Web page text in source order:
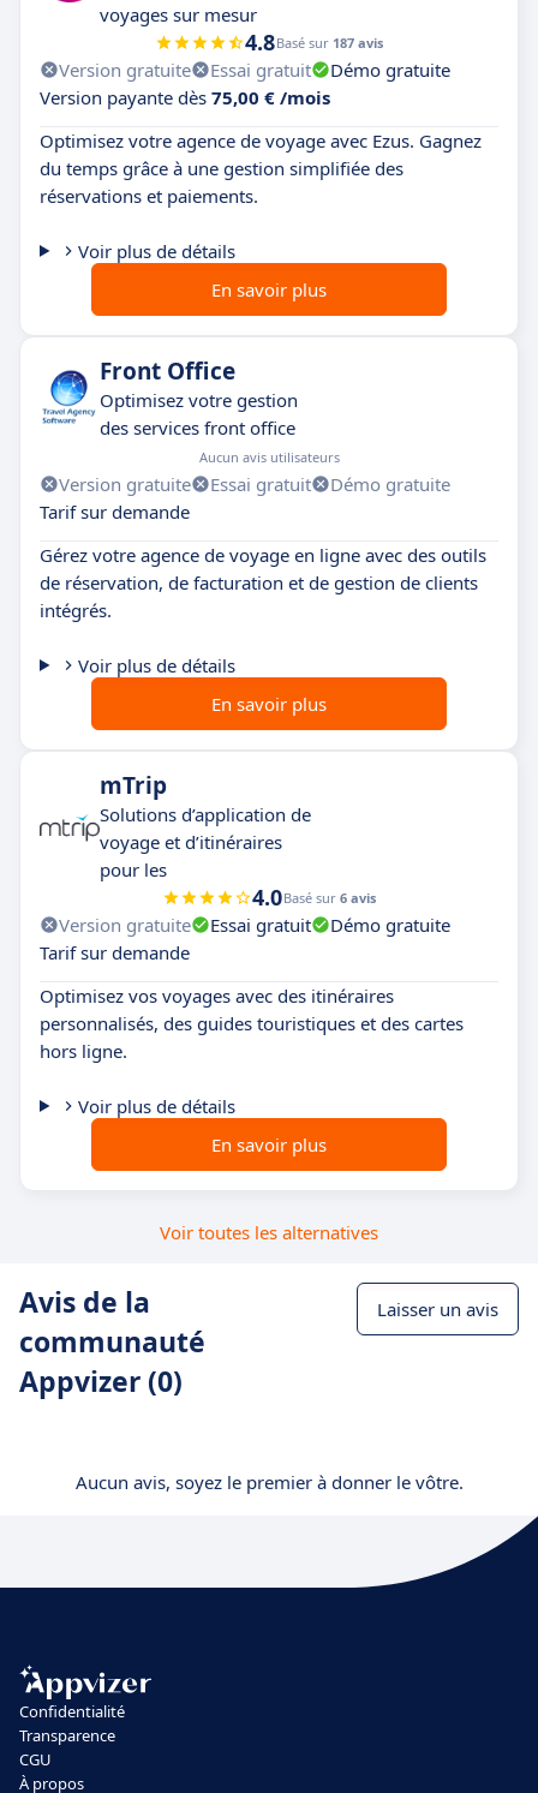
voyages sur mesur
4.8Basé sur 187 avis
Version gratuite Essai gratuit
Démo gratuite
Version payante dès 75,00 € /mois
Optimisez votre agence de voyage avec Ezus. Gagnez
du temps grâce à une gestion simplifiée des
réservations et paiements.
Voir plus de détails
En savoir plus
Front Office
Optimisez votre gestion
des services front office
Aucun avis utilisateurs
Version gratuite Essai gratuit
Démo gratuite
Tarif sur demande
Gérez votre agence de voyage en ligne avec des outils
de réservation, de facturation et de gestion de clients
intégrés.
Voir plus de détails
En savoir plus
mTrip
Solutions d’application de
voyage et d’itinéraires
pour les
4.0Basé sur 6 avis
Version gratuite Essai gratuit
Démo gratuite
Tarif sur demande
Optimisez vos voyages avec des itinéraires
personnalisés, des guides touristiques et des cartes
hors ligne.
Voir plus de détails
En savoir plus
Voir toutes les alternatives
Avis de la
communauté
Appvizer (0)
Laisser un avis
Aucun avis, soyez le premier à donner le vôtre.
Confidentialité
Transparence
CGU
À propos